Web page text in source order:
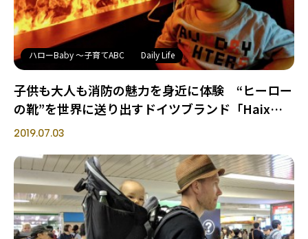
ハローBaby 〜子育てABC Daily Life
子供も大人も消防の魅力を身近に体験 “ヒーロー
の靴”を世界に送り出すドイツブランド「Haix」
イベント
2019.07.03